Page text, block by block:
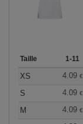
Taille 1-11
XS 4.09 €
S
4.09 €
M
4.09 €